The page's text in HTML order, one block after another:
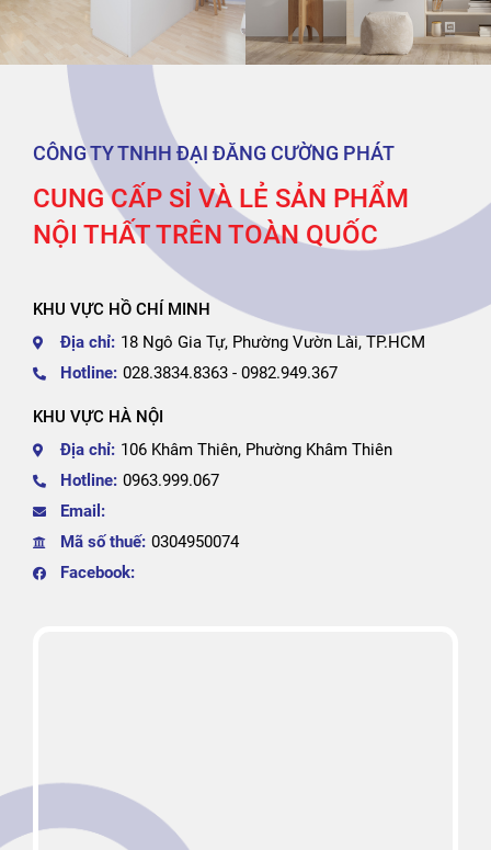
CÔNG TY TNHH ĐẠI ĐĂNG CƯỜNG PHÁT
CUNG CẤP SỈ VÀ LẺ SẢN PHẨM
NỘI THẤT TRÊN TOÀN QUỐC
KHU VỰC HỒ CHÍ MINH
Địa chỉ: 18 Ngô Gia Tự, Phường Vườn Lài, TP.HCM
Hotline: 028.3834.8363 - 0982.949.367
KHU VỰC HÀ NỘI
Địa chỉ: 106 Khâm Thiên, Phường Khâm Thiên
Hotline: 0963.999.067
Email:
Mã số thuế: 0304950074
Facebook: